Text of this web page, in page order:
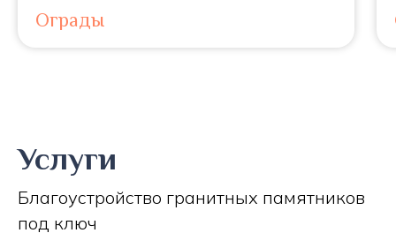
Ограды
Услуги
Благоустройство гранитных памятников
под ключ